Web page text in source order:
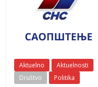
Aktuelno
Aktuelnosti
Društvo
Politika